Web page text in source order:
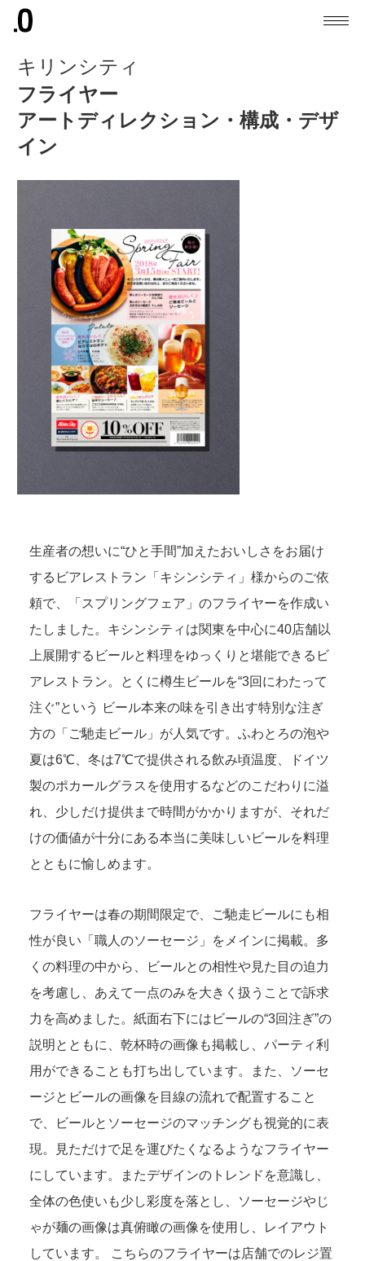
キリンシティ
フライヤー
アートディレクション・構成・デザ
イン
生産者の想いに“ひと手間”加えたおいしさをお届け
するビアレストラン「キシンシティ」様からのご依
頼で、「スプリングフェア」のフライヤーを作成い
たしました。キシンシティは関東を中心に40店舗以
上展開するビールと料理をゆっくりと堪能できるビ
アレストラン。とくに樽生ビールを“3回にわたって
注ぐ”という ビール本来の味を引き出す特別な注ぎ
方の「ご馳走ビール」が人気です。ふわとろの泡や
夏は6℃、冬は7℃で提供される飲み頃温度、ドイツ
製のポカールグラスを使用するなどのこだわりに溢
れ、少しだけ提供まで時間がかかりますが、それだ
けの価値が十分にある本当に美味しいビールを料理
とともに愉しめます。
フライヤーは春の期間限定で、ご馳走ビールにも相
性が良い「職人のソーセージ」をメインに掲載。多
くの料理の中から、ビールとの相性や見た目の迫力
を考慮し、あえて一点のみを大きく扱うことで訴求
力を高めました。紙面右下にはビールの“3回注ぎ”の
説明とともに、乾杯時の画像も掲載し、パーティ利
用ができることも打ち出しています。また、ソーセ
ージとビールの画像を目線の流れで配置すること
で、ビールとソーセージのマッチングも視覚的に表
現。見ただけで足を運びたくなるようなフライヤー
にしています。またデザインのトレンドを意識し、
全体の色使いも少し彩度を落とし、ソーセージやじ
ゃが麺の画像は真俯瞰の画像を使用し、レイアウト
しています。 こちらのフライヤーは店舗でのレジ置